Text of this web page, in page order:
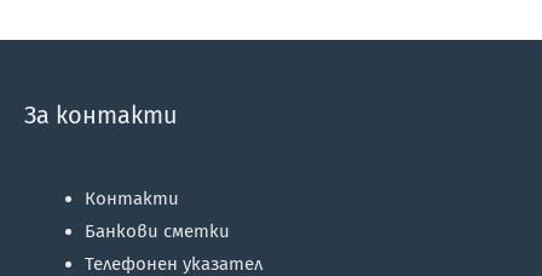
За контакти
Контакти
Банкови сметки
Телефонен указател